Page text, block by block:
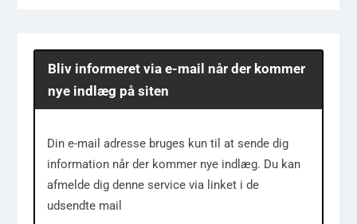
Bliv informeret via e-mail når der kommer
nye indlæg på siten
Din e-mail adresse bruges kun til at sende dig
information når der kommer nye indlæg. Du kan
afmelde dig denne service via linket i de
udsendte mail